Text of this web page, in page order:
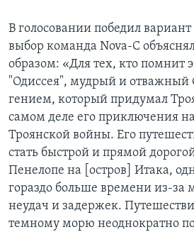
В голосовании победил
выбор команда Nova-C
образом: «Для тех, кто помнит
"Одиссея", мудрый и отважный
гением, который придумал
самом деле его приключения
Троянской войны. Его
стать быстрой и прямой
Пенелопе на [остров] Итака,
гораздо больше времени из-за
неудач и задержек.
темному морю неоднократно